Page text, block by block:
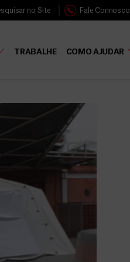
no Site Fale Connosco
TRABALHE COMO AJUDAR